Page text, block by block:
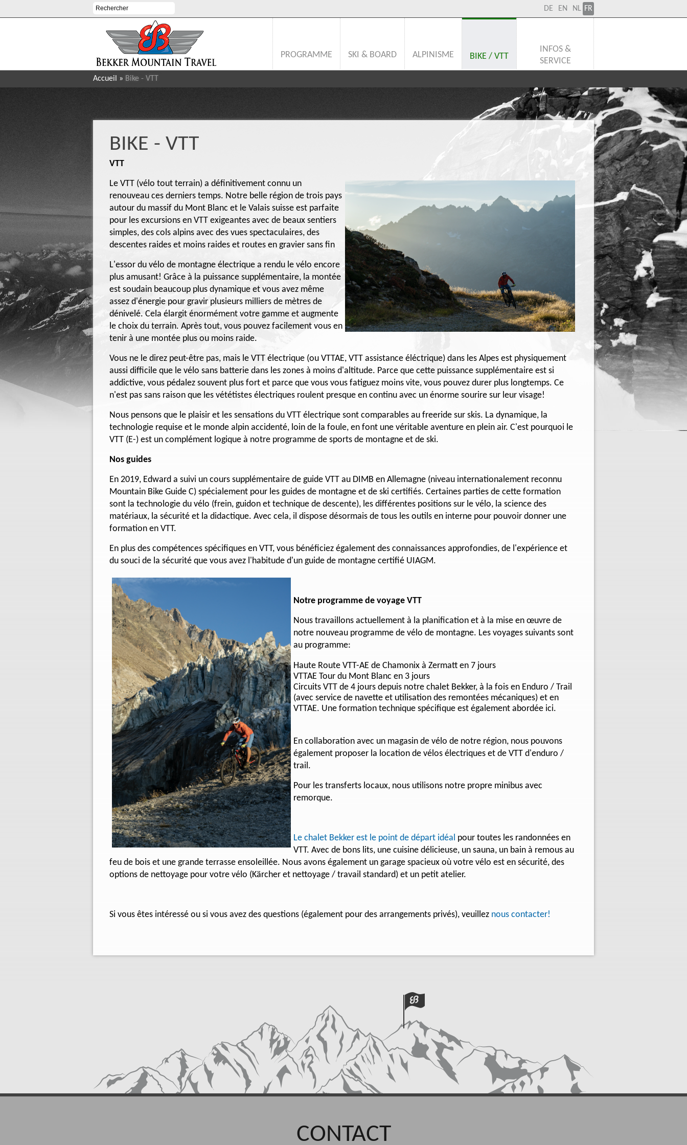
DE EN FR
NL
PROGRAMME SKI & BOARD ALPINISME BIKE / VTT
INFOS &
SERVICE
Accueil » Bike - VTT
BIKE - VTT
VTT
Le VTT (vélo tout terrain) a définitivement connu un
renouveau ces derniers temps. Notre belle région de trois pays
autour du massif du Mont Blanc et le Valais suisse est parfaite
pour les excursions en VTT exigeantes avec de beaux sentiers
simples, des cols alpins avec des vues spectaculaires, des
descentes raides et moins raides et routes en gravier sans fin
L'essor du vélo de montagne électrique a rendu le vélo encore
plus amusant! Grâce à la puissance supplémentaire, la montée
est soudain beaucoup plus dynamique et vous avez même
assez d'énergie pour gravir plusieurs milliers de mètres de
dénivelé. Cela élargit énormément votre gamme et augmente
le choix du terrain. Après tout, vous pouvez facilement vous en
tenir à une montée plus ou moins raide.
Vous ne le direz peut-être pas, mais le VTT électrique (ou VTTAE, VTT assistance éléctrique) dans les Alpes est physiquement
aussi difficile que le vélo sans batterie dans les zones à moins d'altitude. Parce que cette puissance supplémentaire est si
addictive, vous pédalez souvent plus fort et parce que vous vous fatiguez moins vite, vous pouvez durer plus longtemps. Ce
n'est pas sans raison que les vététistes électriques roulent presque en continu avec un énorme sourire sur leur visage!
Nous pensons que le plaisir et les sensations du VTT électrique sont comparables au freeride sur skis. La dynamique, la
technologie requise et le monde alpin accidenté, loin de la foule, en font une véritable aventure en plein air. C'est pourquoi le
VTT (E-) est un complément logique à notre programme de sports de montagne et de ski.
Nos guides
En 2019, Edward a suivi un cours supplémentaire de guide VTT au DIMB en Allemagne (niveau internationalement reconnu
Mountain Bike Guide C) spécialement pour les guides de montagne et de ski certifiés. Certaines parties de cette formation
sont la technologie du vélo (frein, guidon et technique de descente), les différentes positions sur le vélo, la science des
matériaux, la sécurité et la didactique. Avec cela, il dispose désormais de tous les outils en interne pour pouvoir donner une
formation en VTT.
En plus des compétences spécifiques en VTT, vous bénéficiez également des connaissances approfondies, de l'expérience et
du souci de la sécurité que vous avez l'habitude d'un guide de montagne certifié UIAGM.
Notre programme de voyage VTT
Nous travaillons actuellement à la planification et à la mise en œuvre de
notre nouveau programme de vélo de montagne. Les voyages suivants sont
au programme:
Haute Route VTT-AE de Chamonix à Zermatt en 7 jours
VTTAE Tour du Mont Blanc en 3 jours
Circuits VTT de 4 jours depuis notre chalet Bekker, à la fois en Enduro / Trail
(avec service de navette et utilisation des remontées mécaniques) et en
VTTAE. Une formation technique spécifique est également abordée ici.
En collaboration avec un magasin de vélo de notre région, nous pouvons
également proposer la location de vélos électriques et de VTT d'enduro /
trail.
Pour les transferts locaux, nous utilisons notre propre minibus avec
remorque.
Le chalet Bekker est le point de départ idéal pour toutes les randonnées en
VTT. Avec de bons lits, une cuisine délicieuse, un sauna, un bain à remous au
feu de bois et une grande terrasse ensoleillée. Nous avons également un garage spacieux où votre vélo est en sécurité, des
options de nettoyage pour votre vélo (Kärcher et nettoyage / travail standard) et un petit atelier.
Si vous êtes intéressé ou si vous avez des questions (également pour des arrangements privés), veuillez nous contacter!
CONTACT